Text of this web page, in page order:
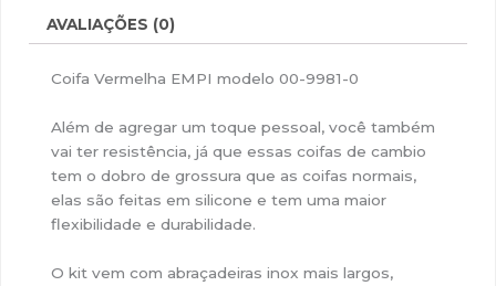
AVALIAÇÕES (0)
Coifa Vermelha EMPI modelo 00-9981-0
Além de agregar um toque pessoal, você também
vai ter resistência, já que essas coifas de cambio
tem o dobro de grossura que as coifas normais,
elas são feitas em silicone e tem uma maior
flexibilidade e durabilidade.
O kit vem com abraçadeiras inox mais largos,